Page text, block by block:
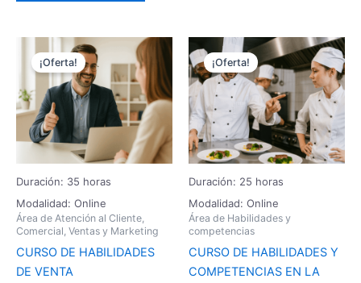
Duración: 35 horas
Modalidad: Online
¡Oferta!
Área de Atención al Cliente,
Comercial, Ventas y Marketing
CURSO DE HABILIDADES
DE VENTA
precio
original
era:
115,00 €.
precio
actual
es:
92,00 €.
Duración: 25 horas
Modalidad: Online
¡Oferta!
Área de Habilidades y
competencias
CURSO DE HABILIDADES Y
COMPETENCIAS EN LA
El
precio
original
era:
106,25 €.
El
precio
actual
es:
85,00 €.